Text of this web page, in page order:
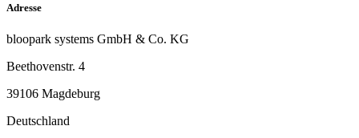
Adresse
bloopark systems GmbH & Co. KG
Beethovenstr. 4
39106 Magdeburg
Deutschland